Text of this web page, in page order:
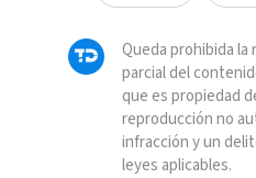
Queda prohibida
parcial del
que es propiedad
reproducción no
infracción y un
leyes aplicables.